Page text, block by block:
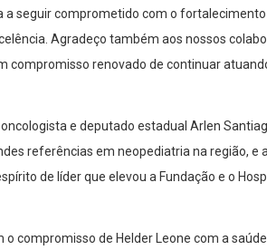
a seguir comprometido com o
Agradeço também aos nossos
compromisso renovado de continuar
e deputado estadual Arlen
referências em neopediatria na região, e
de líder que elevou a Fundação e o
compromisso de Helder Leone com a